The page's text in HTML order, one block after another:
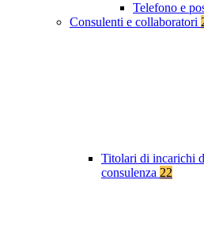
Telefono e
Consulenti e collaboratori
Titolari di incarichi
consulenza 22